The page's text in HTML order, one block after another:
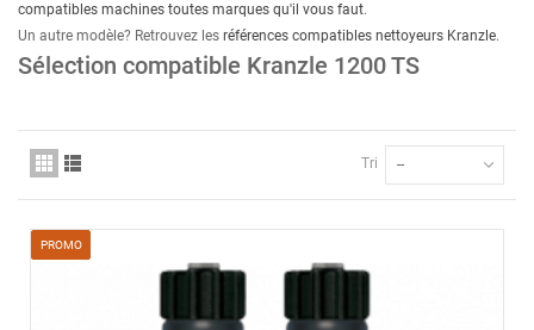
compatibles machines toutes marques qu'il vous faut.
Un autre modèle? Retrouvez les références compatibles nettoyeurs Kranzle.
Sélection compatible Kranzle 1200 TS
Tri --
PROMO